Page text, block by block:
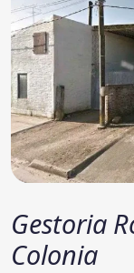
Gestoria
Colonia